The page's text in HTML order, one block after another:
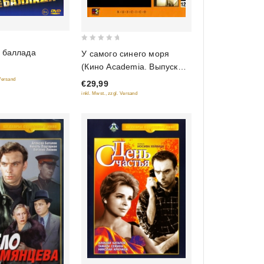
баллада
of
5
У самого синего моря
(Кино Academia. Выпуск
12) (Hyperkino) (RUSCICO)
(2 DVD)
€29,99
inkl. Mwst., zzgl. Versand